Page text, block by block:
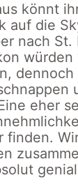
könnt
auf die
nach St.
eher
finden.